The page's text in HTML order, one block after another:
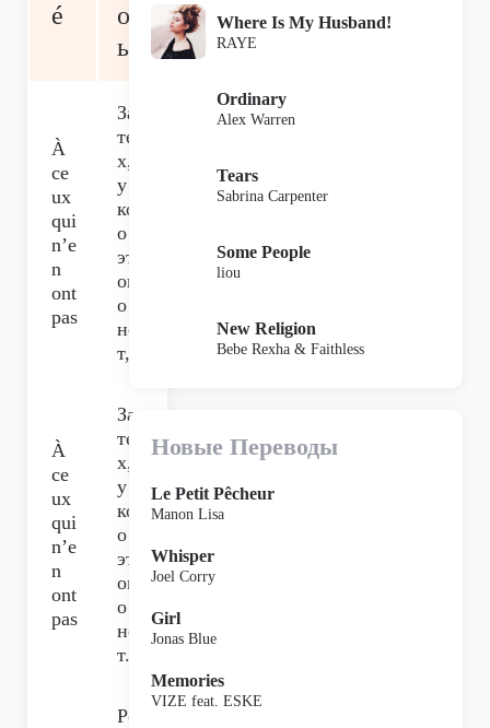
é
ов
ье
À
ce
ux
qui
n’e
n
ont
pas
За
те
х,
у
ког
о
эт
ог
о
не
т,
À
ce
ux
qui
n’e
n
ont
pas
За
те
х,
у
ког
о
эт
ог
о
не
т.
Ро
Where Is My Husband!
RAYE
Ordinary
Alex Warren
Tears
Sabrina Carpenter
Some People
liou
New Religion
Bebe Rexha & Faithless
Новые Переводы
Le Petit Pêcheur
Manon Lisa
Whisper
Joel Corry
Girl
Jonas Blue
Memories
VIZE feat. ESKE